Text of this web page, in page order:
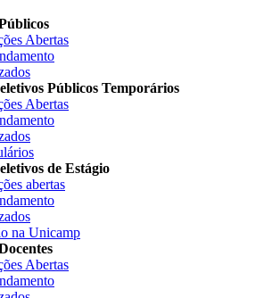
Abertas
Públicos Temporários
Abertas
de Estágio
abertas
na Unicamp
Abertas